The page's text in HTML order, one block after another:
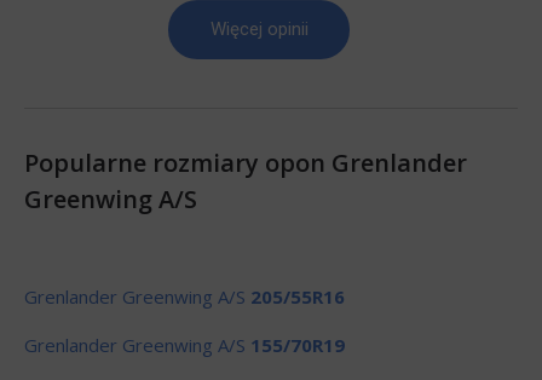
Więcej opinii
Popularne rozmiary opon Grenlander
Greenwing A/S
Grenlander Greenwing A/S 205/55R16
Grenlander Greenwing A/S 155/70R19